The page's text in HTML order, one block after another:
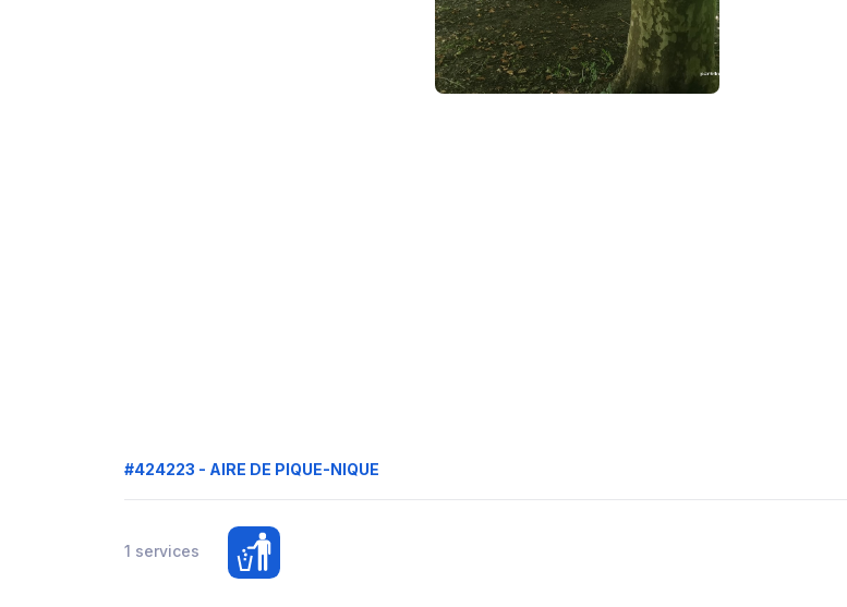
#424223 - AIRE DE PIQUE-NIQUE
1 services